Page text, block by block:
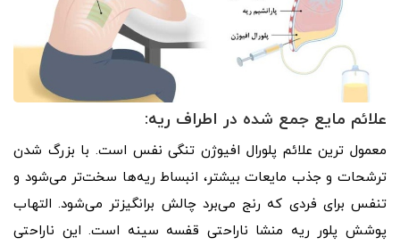
علائم مایع جمع شده در اطراف ریه:
معمول ترین علائم پلورال افیوژن تنگی نفس است. با بزرگ شدن
ترشحات و جذب مایعات بیشتر، انبساط ریه‌ها سخت‌تر می‌شود و
تنفس برای فردی که رنج می‌برد چالش‌ برانگیزتر می‌شود. التهاب
پوشش پلور ریه منشا ناراحتی قفسه سینه است. این ناراحتی